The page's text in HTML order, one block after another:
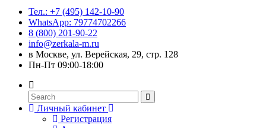
Тел.: +7 (495) 142-10-90
WhatsApp: 79774702266
8 (800) 201-90-22
info@zerkala-m.ru
в Москве, ул. Верейская, 29, стр. 128
Пн-Пт 09:00-18:00
Личный кабинет
Регистрация